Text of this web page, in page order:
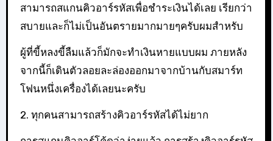
สามารถสแกนคิวอาร์รหัสเพื่อชำระเงินได้เลย เรียกว่า
สบายและก็ไม่เป็นอันตรายมากมายๆครับผมสำหรับ
ผู้ที่ขี้หลงขี้ลืมแล้วก็มักจะทำเงินหายแบบผม ภายหลัง
จากนี้ก็เดินตัวลอยละล่องออกมาจากบ้านกับสมาร์ท
โฟนหนึ่งเครื่องได้เลยนะครับ
2. ทุกคนสามารถสร้างคิวอาร์รหัสได้ไม่ยาก